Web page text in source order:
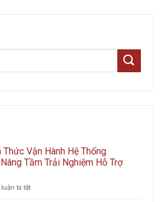
Thức Vận Hành Hệ Thống
Tầm Trải Nghiệm Hỗ Trợ
bị tắtở